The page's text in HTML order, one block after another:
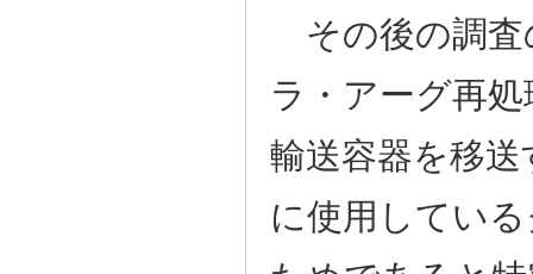
その後の調査
ラ・アーグ再
輸送容器を移
に使用してい